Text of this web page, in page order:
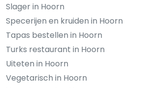
Slager in Hoorn
Specerijen en kruiden in Hoorn
Tapas bestellen in Hoorn
Turks restaurant in Hoorn
Uiteten in Hoorn
Vegetarisch in Hoorn